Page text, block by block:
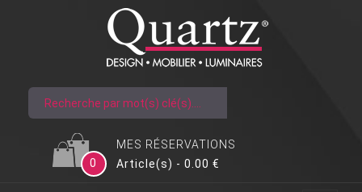
MES RÉSERVATIONS
0
Article(s) - 0.00 €